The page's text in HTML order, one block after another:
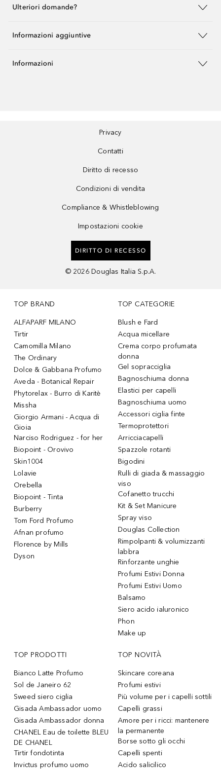
Ulteriori domande?
Informazioni aggiuntive
Informazioni
Privacy
Contatti
Diritto di recesso
Condizioni di vendita
Compliance & Whistleblowing
Impostazioni cookie
DIRITTO DI RECESSO
© 2026 Douglas Italia S.p.A.
TOP BRAND
ALFAPARF MILANO
Tirtir
Camomilla Milano
The Ordinary
Dolce & Gabbana Profumo
Aveda - Botanical Repair
Phytorelax - Burro di Karitè
Missha
Giorgio Armani - Acqua di
Gioia
Narciso Rodriguez - for her
Biopoint - Orovivo
Skin1004
Lolavie
Orebella
Biopoint - Tinta
Burberry
Tom Ford Profumo
Afnan profumo
Florence by Mills
Dyson
TOP CATEGORIE
Blush e Fard
Acqua micellare
Crema corpo profumata
donna
Gel sopracciglia
Bagnoschiuma donna
Elastici per capelli
Bagnoschiuma uomo
Accessori ciglia finte
Termoprotettori
Arricciacapelli
Spazzole rotanti
Bigodini
Rulli di giada & massaggio
viso
Cofanetto trucchi
Kit & Set Manicure
Spray viso
Douglas Collection
Rimpolpanti & volumizzanti
labbra
Rinforzante unghie
Profumi Estivi Donna
Profumi Estivi Uomo
Balsamo
Siero acido ialuronico
Phon
Make up
TOP PRODOTTI
Bianco Latte Profumo
Sol de Janeiro 62
Sweed siero ciglia
Gisada Ambassador uomo
Gisada Ambassador donna
CHANEL Eau de toilette BLEU
DE CHANEL
Tirtir fondotinta
Invictus profumo uomo
TOP NOVITÀ
Skincare coreana
Profumi estivi
Più volume per i capelli sottili
Capelli grassi
Amore per i ricci: mantenere
la permanente
Borse sotto gli occhi
Capelli spenti
Acido salicilico